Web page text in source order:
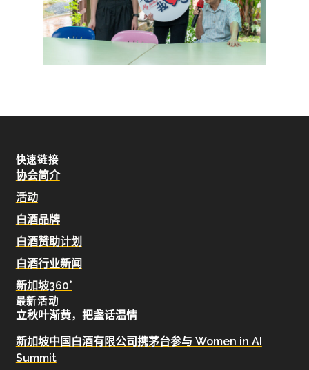
快速链接
协会简介
活动
白酒品牌
白酒赞助计划
白酒行业新闻
新加坡360°
最新活动
立秋叶渐黄，把盏话温情
新加坡中国白酒有限公司携茅台参与 Women in AI
Summit